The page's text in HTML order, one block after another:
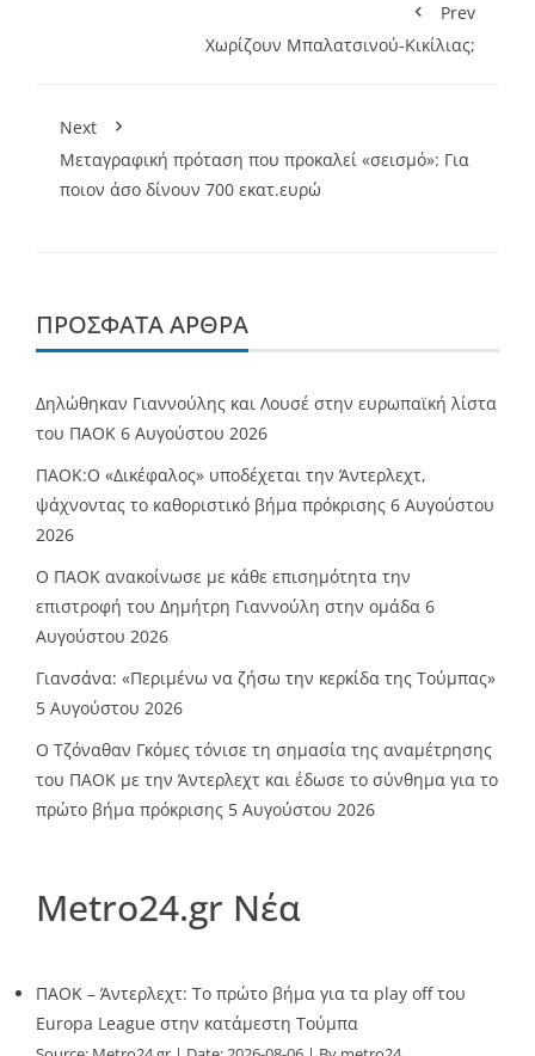
Prev
Χωρίζουν Μπαλατσινού-Κικίλιας;
Next
Μεταγραφική πρόταση που προκαλεί «σεισμό»: Για
ποιον άσο δίνουν 700 εκατ.ευρώ
ΠΡΌΣΦΑΤΑ ΆΡΘΡΑ
Δηλώθηκαν Γιαννούλης και Λουσέ στην ευρωπαϊκή λίστα
του ΠΑΟΚ 6 Αυγούστου 2026
ΠΑΟΚ:Ο «Δικέφαλος» υποδέχεται την Άντερλεχτ,
ψάχνοντας το καθοριστικό βήμα πρόκρισης 6 Αυγούστου
2026
Ο ΠΑΟΚ ανακοίνωσε με κάθε επισημότητα την
επιστροφή του Δημήτρη Γιαννούλη στην ομάδα 6
Αυγούστου 2026
Γιανσάνα: «Περιμένω να ζήσω την κερκίδα της Τούμπας»
5 Αυγούστου 2026
Ο Τζόναθαν Γκόμες τόνισε τη σημασία της αναμέτρησης
του ΠΑΟΚ με την Άντερλεχτ και έδωσε το σύνθημα για το
πρώτο βήμα πρόκρισης 5 Αυγούστου 2026
Metro24.gr Νέα
ΠΑΟΚ – Άντερλεχτ: Το πρώτο βήμα για τα play off του
Europa League στην κατάμεστη Τούμπα